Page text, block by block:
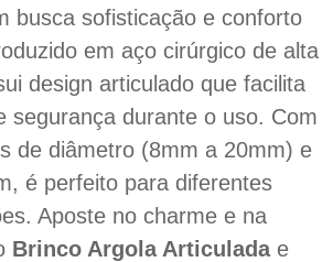
busca sofisticação e conforto
em aço cirúrgico de alta
design articulado que facilita
segurança durante o uso. Com
de diâmetro (8mm a 20mm) e
é perfeito para diferentes
Aposte no charme e na
Brinco Argola Articuladae